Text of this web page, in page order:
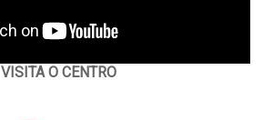
VISITA O CENTRO